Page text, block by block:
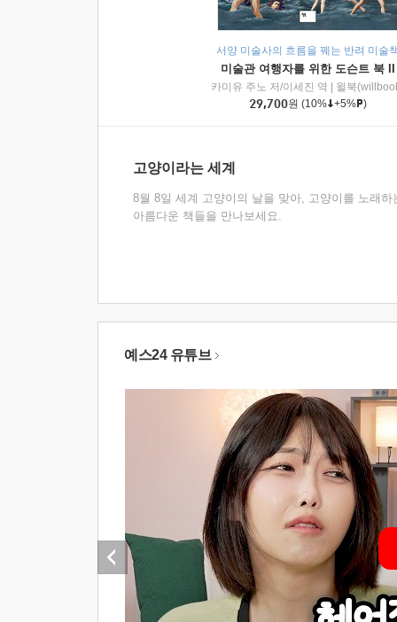
서양 미술사의 흐름을 꿰는 반려 미술
미술관 여행자를 위한 도슨트 북 II
카미유 주노 저/이세진 역
윌북
29,700원 (10% +5% )
고양이라는 세계
8월 8일 세계 고양이의 날을 맞아, 고양이를 노래하
아름다운 책들을 만나보세요.
예스24 유튜브